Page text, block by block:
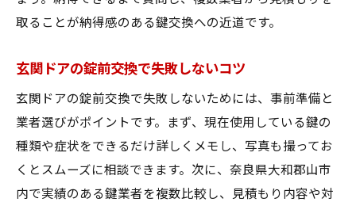
取ることが納得感のある鍵交換への近道です。
玄関ドアの錠前交換で失敗しないコツ
玄関ドアの錠前交換で失敗しないためには、事前準備と
業者選びがポイントです。まず、現在使用している鍵の
種類や症状をできるだけ詳しくメモし、写真も撮ってお
くとスムーズに相談できます。次に、奈良県大和郡山市
内で実績のある鍵業者を複数比較し、見積もり内容や対